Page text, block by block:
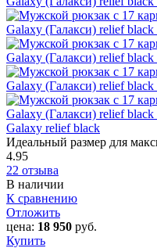
Galaxy relief black
Идеальный размер для
4.95
22 отзыва
В наличии
К сравнению
Отложить
цена: 18 950 руб.
Купить